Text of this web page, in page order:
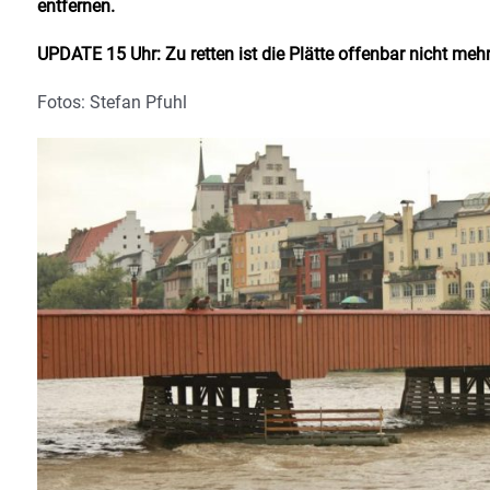
entfernen.
UPDATE 15 Uhr: Zu retten ist die Plätte offenbar nicht
Fotos: Stefan Pfuhl